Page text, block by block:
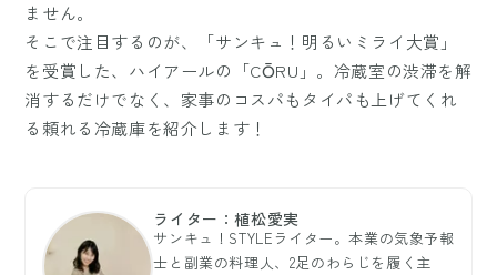
ません。
そこで注目するのが、「サンキュ！明るいミライ大賞」
を受賞した、ハイアールの「CŌRU」。冷蔵室の渋滞を解
消するだけでなく、家事のコスパもタイパも上げてくれ
る頼れる冷蔵庫を紹介します！
ライター：植松愛実
サンキュ！STYLEライター。本業の気象予報
士と副業の料理人、2足のわらじを履く主